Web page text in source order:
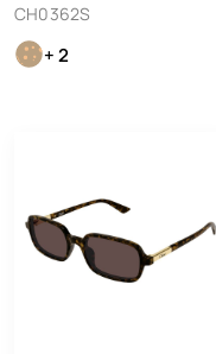
CH0362S
+ 2